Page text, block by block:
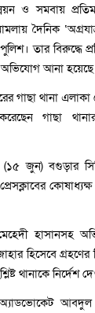
ও সমবায়
দৈনিক
তার বিরুদ্ধে
অভিযোগ আনা
গাছা থানা এলাকা
গাছা
জুন) বগুড়ার
হাসানসহ
হিসেবে গ্রহণের
থানাকে নির্দেশ
আবদুল